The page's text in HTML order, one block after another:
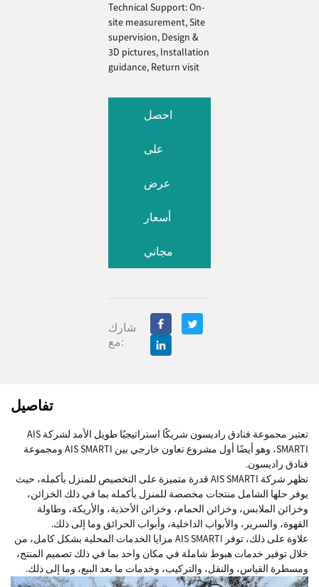
Technical Support: On-
site measurement, Site
supervision, Design &
3D pictures, Installation
guidance, Return visit
احصل
على
عرض
أسعار
مجاني
شارك
مع:
تفاصيل
تعتبر مجموعة فنادق راديسون شريكًا استراتيجيًا طويل الأمد لشركة AIS
SMARTI، وهو أيضًا أول مشروع تعاون خارجي بين AIS SMARTI ومجموعة
فنادق راديسون.
تظهر شركة AIS SMARTI قدرة متميزة على التخصيص للمنزل بأكمله، حيث
يوفر حلها الشامل منتجات مخصصة للمنزل بأكمله بما في ذلك الخزائن،
وخزائن الملابس، وخزائن الحمام، وخزائن الأحذية، والأريكة، وطاولة
القهوة، والسرير، والأبواب الداخلية، وأبواب الحرائق وما إلى ذلك.
علاوة على ذلك، توفر AIS SMARTI مزايا الخدمات المحلية بشكل كامل، من
خلال توفير خدمات هبوط شاملة في مكان واحد بما في ذلك تصميم المنتج،
ومسطرة القياس، والنقل، والتركيب، وخدمات ما بعد البيع، وما إلى ذلك.